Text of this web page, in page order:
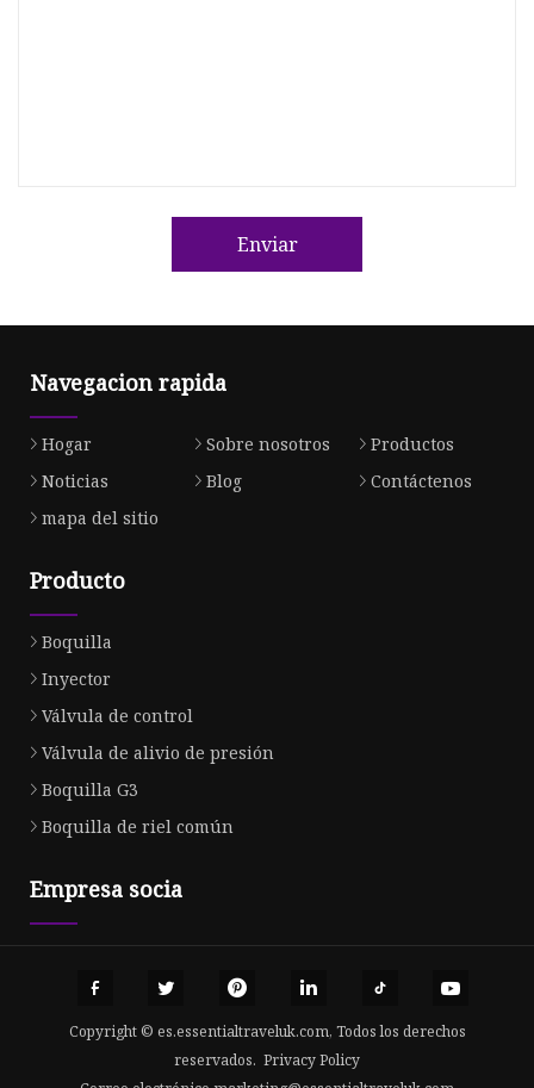
Enviar
Navegacion rapida
Hogar Sobre nosotros
Productos
Noticias
Blog
Contáctenos
mapa del sitio
Producto
Boquilla
Inyector
Válvula de control
Válvula de alivio de presión
Boquilla G3
Boquilla de riel común
Empresa socia
Copyright © es.essentialtraveluk.com, Todos los derechos
reservados. Privacy Policy